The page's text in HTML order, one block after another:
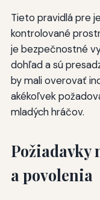
Tieto pravidlá pre
kontrolované
je bezpečnostné
dohľad a sú
by mali overovať
akékoľvek
mladých hráčov.
Požiadavky
a povolenia